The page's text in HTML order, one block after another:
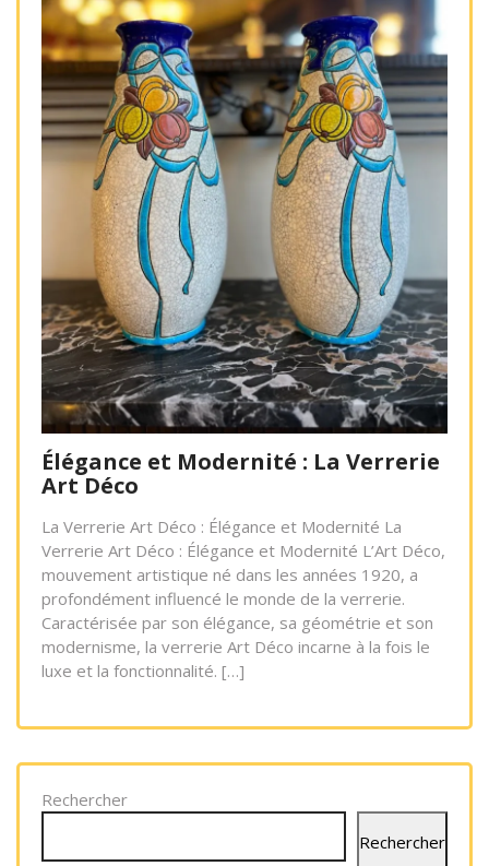
Élégance et Modernité : La Verrerie
Art Déco
La Verrerie Art Déco : Élégance et Modernité La
Verrerie Art Déco : Élégance et Modernité L’Art Déco,
mouvement artistique né dans les années 1920, a
profondément influencé le monde de la verrerie.
Caractérisée par son élégance, sa géométrie et son
modernisme, la verrerie Art Déco incarne à la fois le
luxe et la fonctionnalité. […]
Rechercher
Rechercher